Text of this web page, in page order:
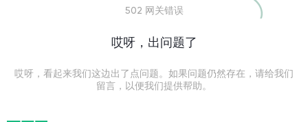
502 网关错误
哎呀，出问题了
哎呀，看起来我们这边出了点问题。如果问题仍然存在，请给我们
留言，以便我们提供帮助。